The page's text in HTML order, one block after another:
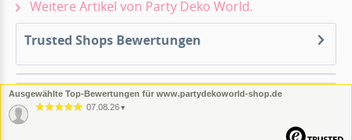
Weitere Artikel von Party Deko World.
Trusted Shops Bewertungen
Ausgewählte Top-Bewertungen für www.partydekoworld-shop.de
07.08.26 ▼